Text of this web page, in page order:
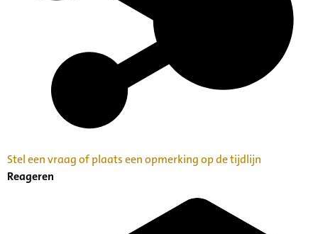
Stel een vraag of plaats een opmerking op de tijdlijn
Reageren